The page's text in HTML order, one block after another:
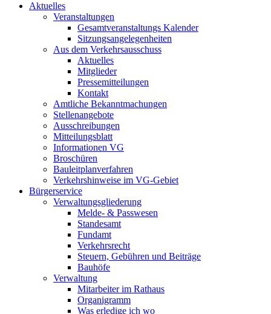
Aktuelles
Veranstaltungen
Gesamtveranstaltungs Kalender
Sitzungsangelegenheiten
Aus dem Verkehrsausschuss
Aktuelles
Mitglieder
Pressemitteilungen
Kontakt
Amtliche Bekanntmachungen
Stellenangebote
Ausschreibungen
Mitteilungsblatt
Informationen VG
Broschüren
Bauleitplanverfahren
Verkehrshinweise im VG-Gebiet
Bürgerservice
Verwaltungsgliederung
Melde- & Passwesen
Standesamt
Fundamt
Verkehrsrecht
Steuern, Gebühren und Beiträge
Bauhöfe
Verwaltung
Mitarbeiter im Rathaus
Organigramm
Was erledige ich wo